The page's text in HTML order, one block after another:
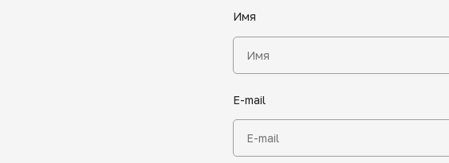
Имя
E-mail